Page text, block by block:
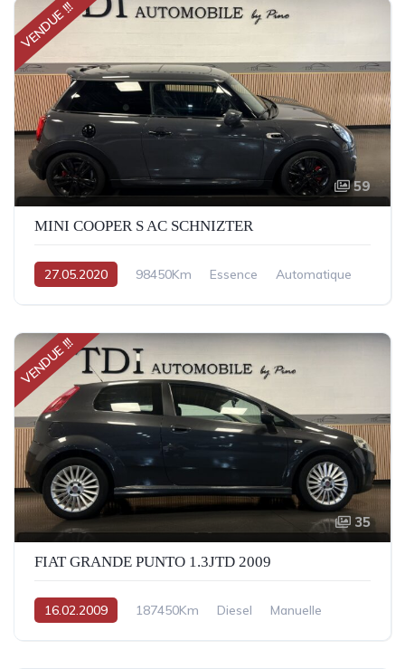
VENDUE !!!
59
MINI COOPER S AC SCHNIZTER
27.05.2020 98450Km Essence Automatique
VENDUE !!!
35
FIAT GRANDE PUNTO 1.3JTD 2009
16.02.2009 187450Km Diesel Manuelle